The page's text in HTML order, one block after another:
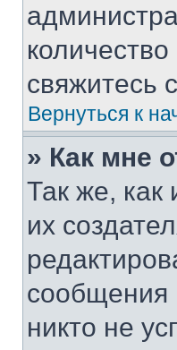
свяжитесь
Вернуться к
» Как мне
Так же, как
их
сообщения
никто не